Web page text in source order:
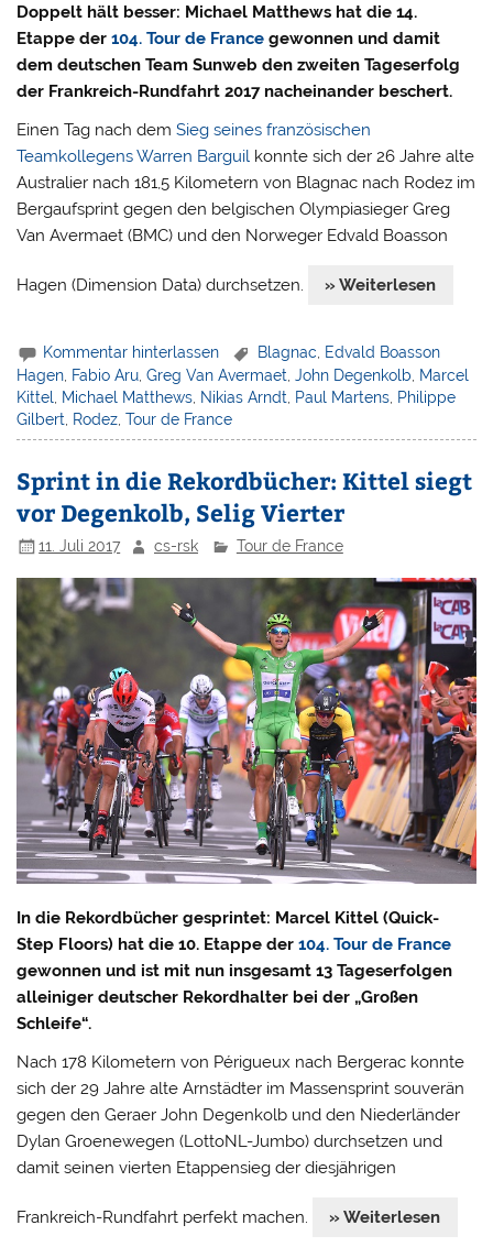
Doppelt hält besser: Michael Matthews hat die 14.
Etappe der104. Tour de France gewonnen und damit
dem deutschen Team Sunweb den zweiten Tageserfolg
der Frankreich-Rundfahrt 2017 nacheinander beschert.
Einen Tag nach demSieg seines französischen
Teamkollegens Warren Barguil konnte sich der 26 Jahre alte
Australier nach 181,5 Kilometern von Blagnac nach Rodez im
Bergaufsprint gegen den belgischen Olympiasieger Greg
Van Avermaet (BMC) und den Norweger Edvald Boasson
Hagen (Dimension Data) durchsetzen. » Weiterlesen
Kommentar hinterlassen Blagnac
Edvald Boasson
Hagen, Fabio Aru,Greg Van Avermaet,John Degenkolb, Marcel
Kittel, Michael Matthews, Nikias Arndt, Paul Martens, Philippe
Gilbert, Rodez,Tour de France
Sprint in die Rekordbücher: Kittel siegt
vor Degenkolb, Selig Vierter
11. Juli 2017 cs-rsk Tour de France
In die Rekordbücher gesprintet: Marcel Kittel (Quick-
Step Floors) hat die 10. Etappe der104. Tour de France
gewonnen und ist mit nun insgesamt 13 Tageserfolgen
alleiniger deutscher Rekordhalter bei der „Großen
Schleife“.
Nach 178 Kilometern von Périgueux nach Bergerac konnte
sich der 29 Jahre alte Arnstädter im Massensprint souverän
gegen den Geraer John Degenkolb und den Niederländer
Dylan Groenewegen (LottoNL-Jumbo) durchsetzen und
damit seinen vierten Etappensieg der diesjährigen
Frankreich-Rundfahrt perfekt machen. » Weiterlesen